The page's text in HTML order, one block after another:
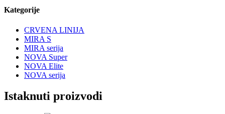
Kategorije
CRVENA LINIJA
MIRA S
MIRA serija
NOVA Super
NOVA Elite
NOVA serija
Istaknuti proizvodi